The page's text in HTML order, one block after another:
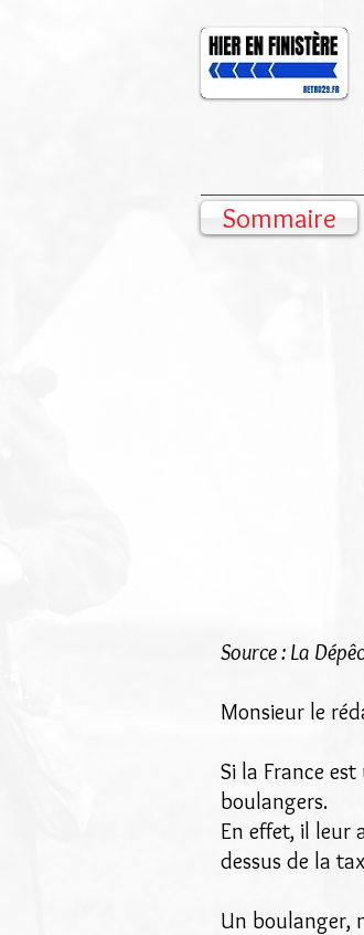
Sommaire
Source : La
Monsieur le
Si la France
boulangers.
En effet, il leur
dessus de la
Un boulanger,